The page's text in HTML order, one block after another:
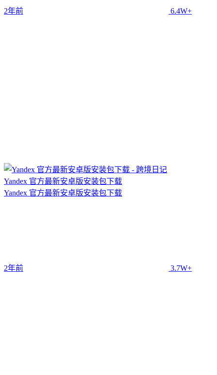
2年前 6.4W+
Yandex 官方最新安卓版安装包下载
Yandex 官方最新安卓版安装包下载
2年前 3.7W+